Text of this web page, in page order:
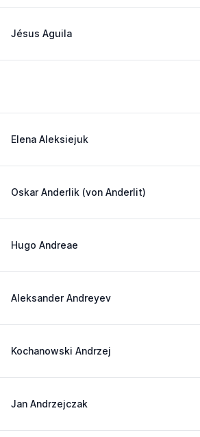
Jésus Aguila
Elena Aleksiejuk
Oskar Anderlik (von Anderlit)
Hugo Andreae
Aleksander Andreyev
Kochanowski Andrzej
Jan Andrzejczak